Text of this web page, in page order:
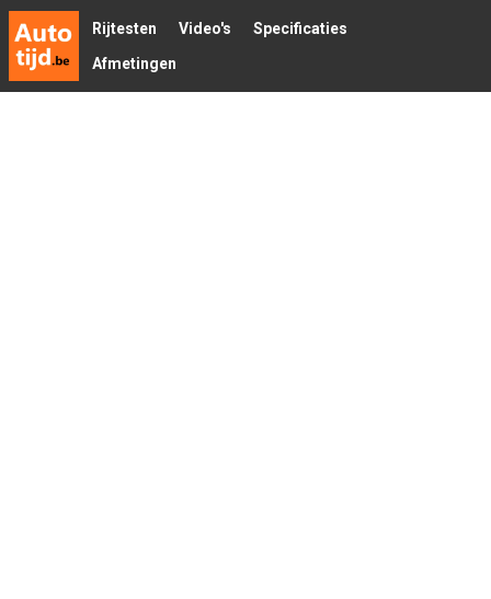
Rijtesten Video's
Specificaties
Afmetingen